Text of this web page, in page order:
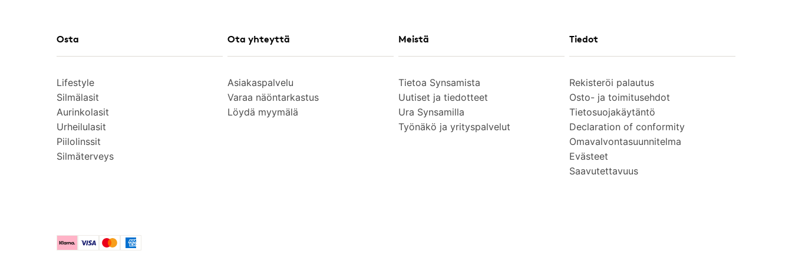
Osta
Lifestyle
Silmälasit
Aurinkolasit
Urheilulasit
Piilolinssit
Silmäterveys
Ota yhteyttä
Asiakaspalvelu
Varaa näöntarkastus
Löydä myymälä
Meistä
Tietoa Synsamista
Uutiset ja tiedotteet
Ura Synsamilla
Työnäkö ja yrityspalvelut
Tiedot
Rekisteröi palautus
Osto- ja toimitusehdot
Tietosuojakäytäntö
Declaration of conformity
Omavalvontasuunnitelma
Evästeet
Saavutettavuus
KlarnaVisa MastercardAmerican Express